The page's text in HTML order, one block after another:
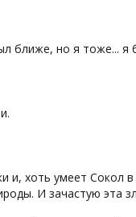
ближе, но я тоже... я
и, хоть умеет Сокол
И зачастую эта